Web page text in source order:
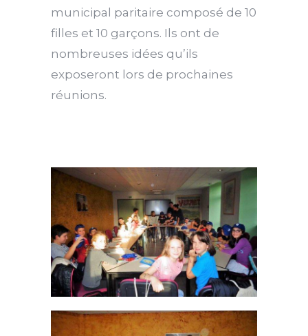
municipal paritaire composé de 10
filles et 10 garçons. Ils ont de
nombreuses idées qu’ils
exposeront lors de prochaines
réunions.